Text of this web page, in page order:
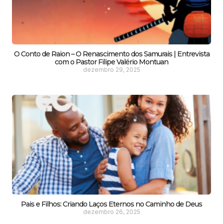
O Conto de Raion – O Renascimento dos Samurais | Entrevista
com o Pastor Filipe Valério Montuan
dezembro 29, 2025
Pais e Filhos: Criando Laços Eternos no Caminho de Deus
dezembro 26, 2025